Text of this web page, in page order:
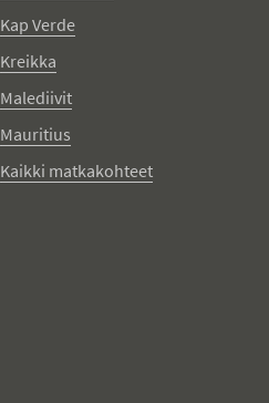
Kap Verde
Kreikka
Malediivit
Mauritius
Kaikki matkakohteet